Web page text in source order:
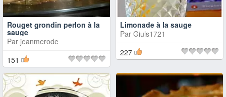
Rouget grondin perlon à la
sauge
Par jeanmerode
151
Limonade à la sauge
Par Giuls1721
227